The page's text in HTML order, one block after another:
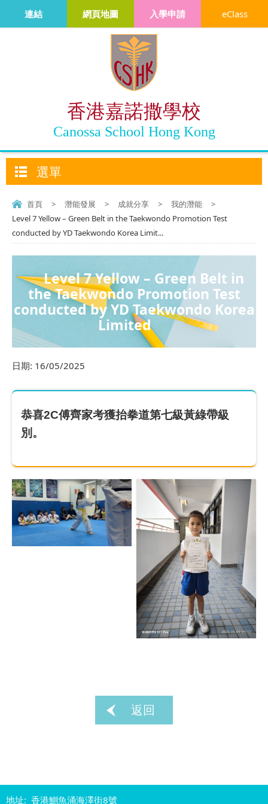
香港嘉諾撒學校
Canossa School Hong Kong
連結 網頁地圖 入學申請 eClass
選單
首頁 > 潛能發展 > 成就分享 > 我的潛能
>
Level 7 Yellow – Green Belt in the Taekwondo Promotion Test
conducted by YD Taekwondo Korea Limit...
Level 7 Yellow – Green Belt in
the Taekwondo Promotion Test
conducted by YD Taekwondo Korea
Limited
日期: 16/05/2025
恭喜2C傅齊家考獲抬拳道第七級黃綠帶級
別。
返回
地址: 香港鰂魚涌海澤街8號